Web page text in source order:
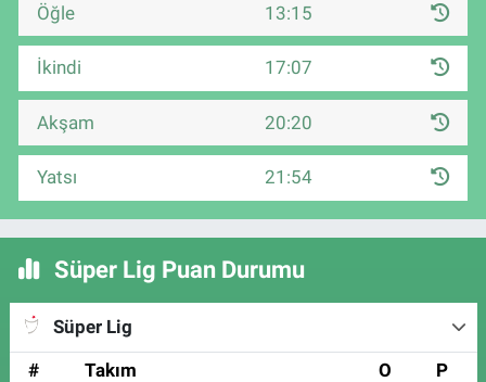
Öğle 13:15
İkindi 17:07
Akşam 20:20
Yatsı 21:54
Süper Lig Puan Durumu
Süper Lig
#
Takım O P